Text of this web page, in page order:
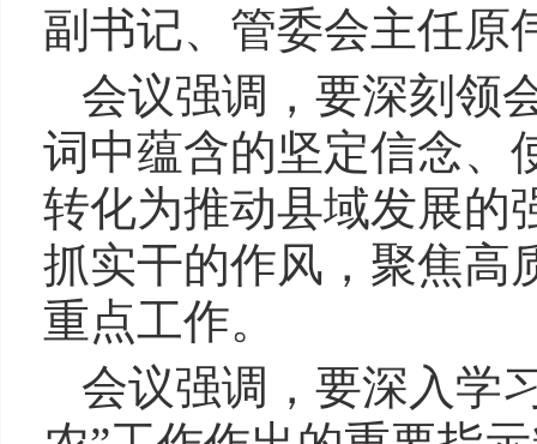
副书记、管委会主任原
会议强调，要深刻领
词中蕴含的坚定信念、
转化为推动县域发展的
抓实干的作风，聚焦高
重点工作。
会议强调，要深入学